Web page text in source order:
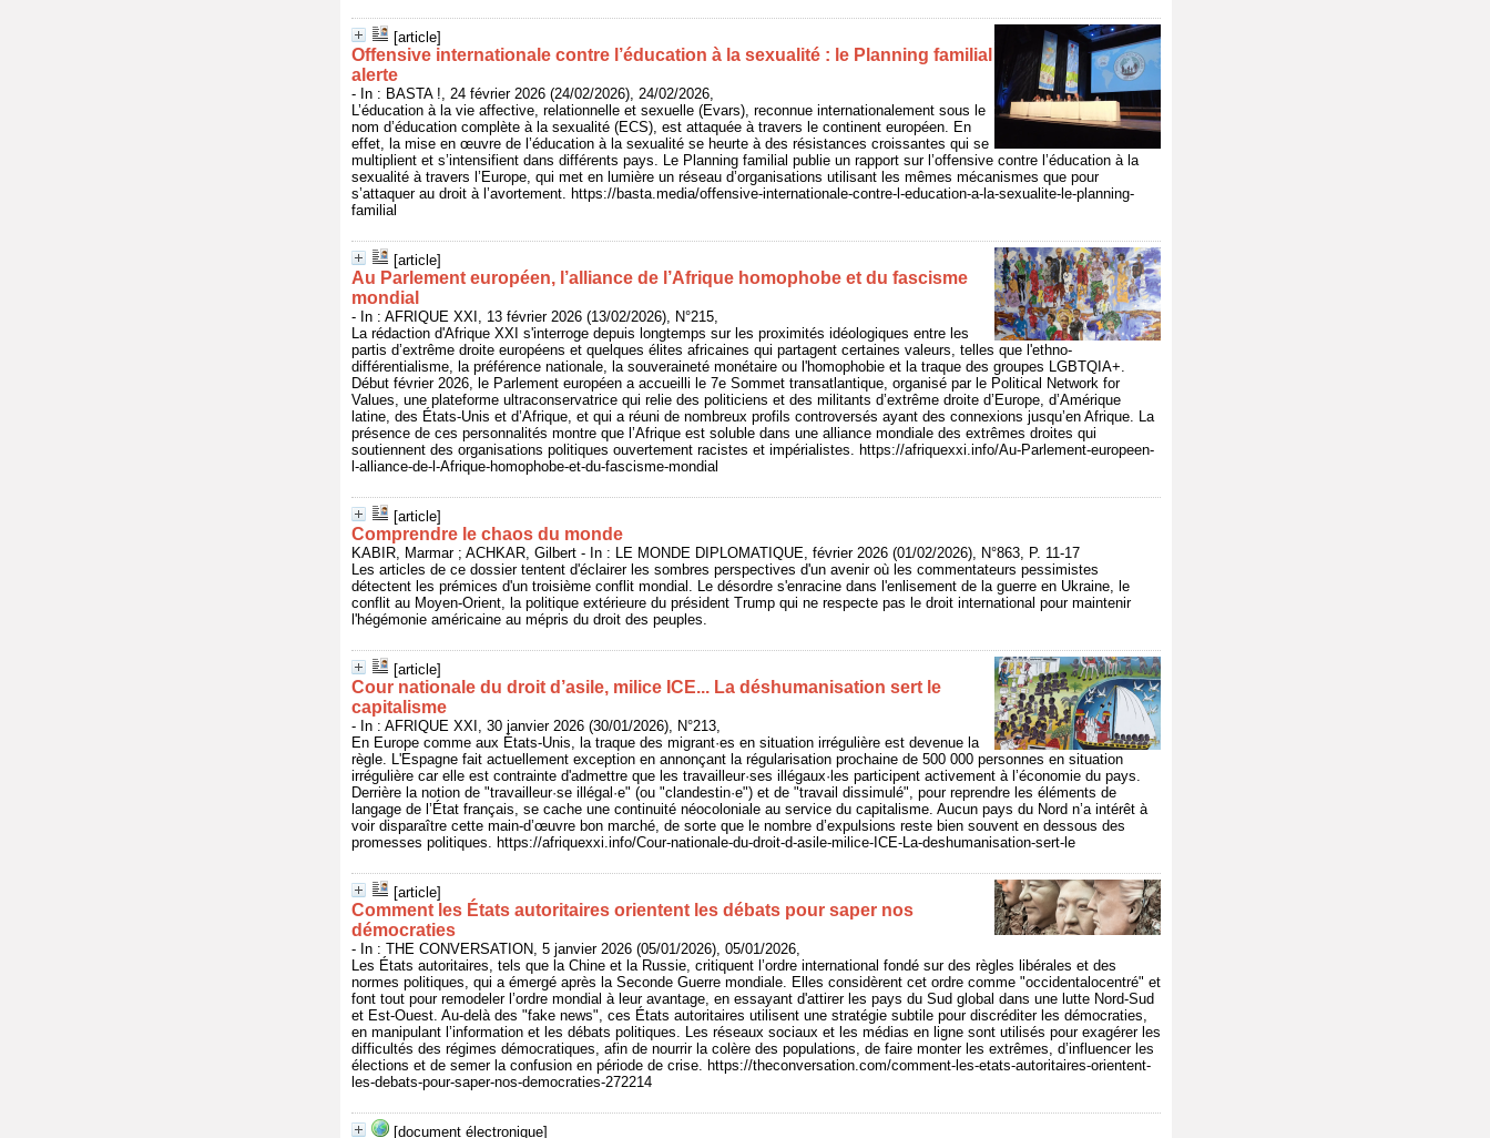
[article]
Offensive internationale contre l’éducation à la sexualité : le Planning familial
alerte
- In : BASTA !, 24 février 2026 (24/02/2026), 24/02/2026,
L’éducation à la vie affective, relationnelle et sexuelle (Evars), reconnue internationalement sous le
nom d’éducation complète à la sexualité (ECS), est attaquée à travers le continent européen. En
effet, la mise en œuvre de l’éducation à la sexualité se heurte à des résistances croissantes qui se
multiplient et s’intensifient dans différents pays. Le Planning familial publie un rapport sur l’offensive contre l’éducation à la
sexualité à travers l’Europe, qui met en lumière un réseau d’organisations utilisant les mêmes mécanismes que pour
s’attaquer au droit à l’avortement. https://basta.media/offensive-internationale-contre-l-education-a-la-sexualite-le-planning-
familial
[article]
Au Parlement européen, l’alliance de l’Afrique homophobe et du fascisme
mondial
- In : AFRIQUE XXI, 13 février 2026 (13/02/2026), N°215,
La rédaction d'Afrique XXI s'interroge depuis longtemps sur les proximités idéologiques entre les
partis d’extrême droite européens et quelques élites africaines qui partagent certaines valeurs, telles que l'ethno-
différentialisme, la préférence nationale, la souveraineté monétaire ou l'homophobie et la traque des groupes LGBTQIA+.
Début février 2026, le Parlement européen a accueilli le 7e Sommet transatlantique, organisé par le Political Network for
Values, une plateforme ultraconservatrice qui relie des politiciens et des militants d’extrême droite d’Europe, d’Amérique
latine, des États-Unis et d’Afrique, et qui a réuni de nombreux profils controversés ayant des connexions jusqu’en Afrique. La
présence de ces personnalités montre que l’Afrique est soluble dans une alliance mondiale des extrêmes droites qui
soutiennent des organisations politiques ouvertement racistes et impérialistes. https://afriquexxi.info/Au-Parlement-europeen-
l-alliance-de-l-Afrique-homophobe-et-du-fascisme-mondial
[article]
Comprendre le chaos du monde
KABIR, Marmar ; ACHKAR, Gilbert - In : LE MONDE DIPLOMATIQUE, février 2026 (01/02/2026), N°863, P. 11-17
Les articles de ce dossier tentent d'éclairer les sombres perspectives d'un avenir où les commentateurs pessimistes
détectent les prémices d'un troisième conflit mondial. Le désordre s'enracine dans l'enlisement de la guerre en Ukraine, le
conflit au Moyen-Orient, la politique extérieure du président Trump qui ne respecte pas le droit international pour maintenir
l'hégémonie américaine au mépris du droit des peuples.
[article]
Cour nationale du droit d’asile, milice ICE... La déshumanisation sert le
capitalisme
- In : AFRIQUE XXI, 30 janvier 2026 (30/01/2026), N°213,
En Europe comme aux États-Unis, la traque des migrant·es en situation irrégulière est devenue la
règle. L'Espagne fait actuellement exception en annonçant la régularisation prochaine de 500 000 personnes en situation
irrégulière car elle est contrainte d'admettre que les travailleur·ses illégaux·les participent activement à l’économie du pays.
Derrière la notion de "travailleur·se illégal·e" (ou "clandestin·e") et de "travail dissimulé", pour reprendre les éléments de
langage de l’État français, se cache une continuité néocoloniale au service du capitalisme. Aucun pays du Nord n’a intérêt à
voir disparaître cette main-d’œuvre bon marché, de sorte que le nombre d’expulsions reste bien souvent en dessous des
promesses politiques. https://afriquexxi.info/Cour-nationale-du-droit-d-asile-milice-ICE-La-deshumanisation-sert-le
[article]
Comment les États autoritaires orientent les débats pour saper nos
démocraties
- In : THE CONVERSATION, 5 janvier 2026 (05/01/2026), 05/01/2026,
Les États autoritaires, tels que la Chine et la Russie, critiquent l’ordre international fondé sur des règles libérales et des
normes politiques, qui a émergé après la Seconde Guerre mondiale. Elles considèrent cet ordre comme "occidentalocentré" et
font tout pour remodeler l’ordre mondial à leur avantage, en essayant d'attirer les pays du Sud global dans une lutte Nord-Sud
et Est-Ouest. Au-delà des "fake news", ces États autoritaires utilisent une stratégie subtile pour discréditer les démocraties,
en manipulant l’information et les débats politiques. Les réseaux sociaux et les médias en ligne sont utilisés pour exagérer les
difficultés des régimes démocratiques, afin de nourrir la colère des populations, de faire monter les extrêmes, d’influencer les
élections et de semer la confusion en période de crise. https://theconversation.com/comment-les-etats-autoritaires-orientent-
les-debats-pour-saper-nos-democraties-272214
[document électronique]